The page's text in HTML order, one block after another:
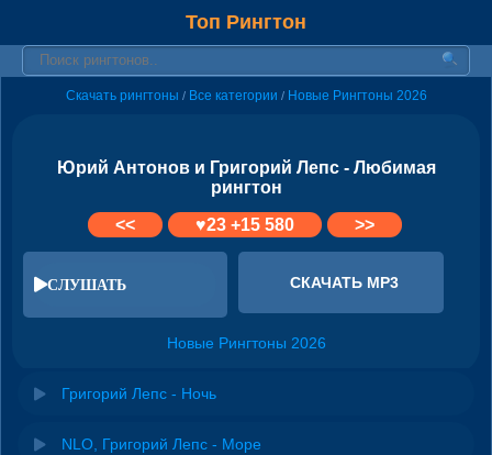
Топ Рингтон
Скачать рингтоны / Все категории / Новые Рингтоны 2026
Юрий Антонов и Григорий Лепс - Любимая
рингтон
<<
♥23 +15 580 >>
СЛУШАТЬ СКАЧАТЬ MP3
Новые Рингтоны 2026
Григорий Лепс - Ночь
NLO, Григорий Лепс - Море